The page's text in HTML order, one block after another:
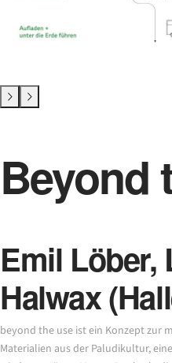
Beyond
Emil Löber,
Halwax
beyond the use ist ein Konzept zur
Materialien aus der Paludikultur,